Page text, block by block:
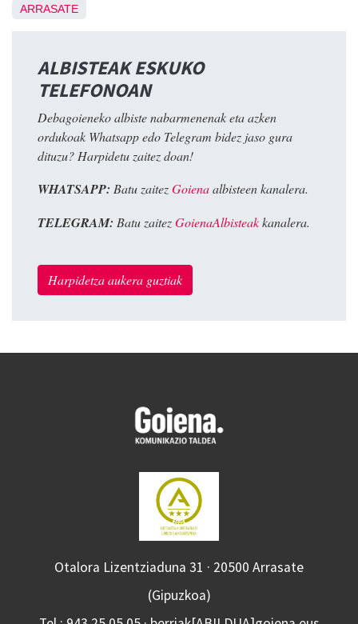
ARRASATE
ALBISTEAK ESKUKO
TELEFONOAN
Debagoieneko albiste nabarmenenak eta azken
ordukoak Whatsapp edo Telegram bidez jaso gura
dituzu? Harpidetu zaitez doan!
WHATSAPP: Batu zaitezGoienaalbisteen kanalera.
TELEGRAM: Batu zaitezGoienaAlbisteakkanalera.
Harpidetza aukera guztiak
Otalora Lizentziaduna 31 · 20500 Arrasate
(Gipuzkoa)